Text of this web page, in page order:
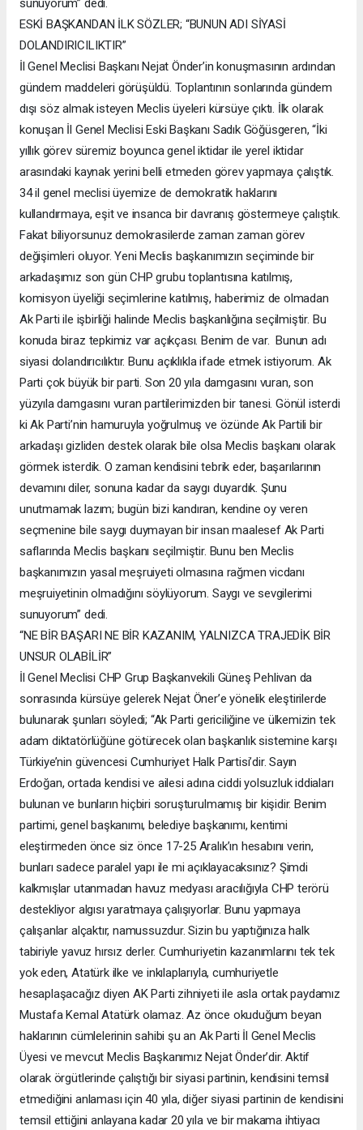
sunuyorum” dedi.
ESKİ BAŞKANDAN İLK SÖZLER; “BUNUN ADI SİYASİ
DOLANDIRICILIKTIR”
İl Genel Meclisi Başkanı Nejat Önder’in konuşmasının ardından
gündem maddeleri görüşüldü. Toplantının sonlarında gündem
dışı söz almak isteyen Meclis üyeleri kürsüye çıktı. İlk olarak
konuşan İl Genel Meclisi Eski Başkanı Sadık Göğüsgeren, “İki
yıllık görev süremiz boyunca genel iktidar ile yerel iktidar
arasındaki kaynak yerini belli etmeden görev yapmaya çalıştık.
34 il genel meclisi üyemize de demokratik haklarını
kullandırmaya, eşit ve insanca bir davranış göstermeye çalıştık.
Fakat biliyorsunuz demokrasilerde zaman zaman görev
değişimleri oluyor. Yeni Meclis başkanımızın seçiminde bir
arkadaşımız son gün CHP grubu toplantısına katılmış,
komisyon üyeliği seçimlerine katılmış, haberimiz de olmadan
Ak Parti ile işbirliği halinde Meclis başkanlığına seçilmiştir. Bu
konuda biraz tepkimiz var açıkçası. Benim de var. Bunun adı
siyasi dolandırıcılıktır. Bunu açıklıkla ifade etmek istiyorum. Ak
Parti çok büyük bir parti. Son 20 yıla damgasını vuran, son
yüzyıla damgasını vuran partilerimizden bir tanesi. Gönül isterdi
ki Ak Parti’nin hamuruyla yoğrulmuş ve özünde Ak Partili bir
arkadaşı gizliden destek olarak bile olsa Meclis başkanı olarak
görmek isterdik. O zaman kendisini tebrik eder, başarılarının
devamını diler, sonuna kadar da saygı duyardık. Şunu
unutmamak lazım; bugün bizi kandıran, kendine oy veren
seçmenine bile saygı duymayan bir insan maalesef Ak Parti
saflarında Meclis başkanı seçilmiştir. Bunu ben Meclis
başkanımızın yasal meşruiyeti olmasına rağmen vicdanı
meşruiyetinin olmadığını söylüyorum. Saygı ve sevgilerimi
sunuyorum” dedi.
“NE BİR BAŞARI NE BİR KAZANIM, YALNIZCA TRAJEDİK BİR
UNSUR OLABİLİR”
İl Genel Meclisi CHP Grup Başkanvekili Güneş Pehlivan da
sonrasında kürsüye gelerek Nejat Öner’e yönelik eleştirilerde
bulunarak şunları söyledi; “Ak Parti gericiliğine ve ülkemizin tek
adam diktatörlüğüne götürecek olan başkanlık sistemine karşı
Türkiye’nin güvencesi Cumhuriyet Halk Partisi’dir. Sayın
Erdoğan, ortada kendisi ve ailesi adına ciddi yolsuzluk iddiaları
bulunan ve bunların hiçbiri soruşturulmamış bir kişidir. Benim
partimi, genel başkanımı, belediye başkanımı, kentimi
eleştirmeden önce siz önce 17-25 Aralık’ın hesabını verin,
bunları sadece paralel yapı ile mi açıklayacaksınız? Şimdi
kalkmışlar utanmadan havuz medyası aracılığıyla CHP terörü
destekliyor algısı yaratmaya çalışıyorlar. Bunu yapmaya
çalışanlar alçaktır, namussuzdur. Sizin bu yaptığınıza halk
tabiriyle yavuz hırsız derler. Cumhuriyetin kazanımlarını tek tek
yok eden, Atatürk ilke ve inkılaplarıyla, cumhuriyetle
hesaplaşacağız diyen AK Parti zihniyeti ile asla ortak paydamız
Mustafa Kemal Atatürk olamaz. Az önce okuduğum beyan
haklarının cümlelerinin sahibi şu an Ak Parti İl Genel Meclis
Üyesi ve mevcut Meclis Başkanımız Nejat Önder’dir. Aktif
olarak örgütlerinde çalıştığı bir siyasi partinin, kendisini temsil
etmediğini anlaması için 40 yıla, diğer siyasi partinin de kendisini
temsil ettiğini anlayana kadar 20 yıla ve bir makama ihtiyacı